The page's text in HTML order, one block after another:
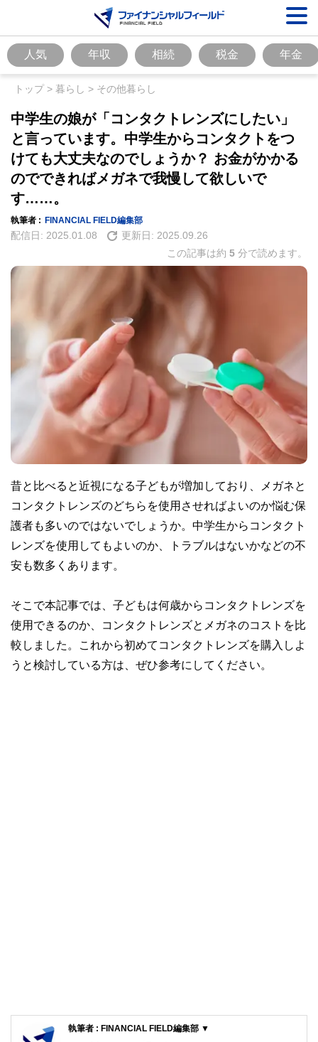
人気 年収 相続 税金 年金
トップ> 暮らし > その他暮らし
中学生の娘が「コンタクトレンズにしたい」
と言っています。中学生からコンタクトをつ
けても大丈夫なのでしょうか？ お金がかかる
のでできればメガネで我慢して欲しいで
す……。
執筆者 : FINANCIAL FIELD編集部
配信日: 2025.01.08 更新日: 2025.09.26
この記事は約 5 分で読めます。
昔と比べると近視になる子どもが増加しており、メガネと
コンタクトレンズのどちらを使用させればよいのか悩む保
護者も多いのではないでしょうか。中学生からコンタクト
レンズを使用してもよいのか、トラブルはないかなどの不
安も数多くあります。
そこで本記事では、子どもは何歳からコンタクトレンズを
使用できるのか、コンタクトレンズとメガネのコストを比
較しました。これから初めてコンタクトレンズを購入しよ
うと検討している方は、ぜひ参考にしてください。
執筆者 : FINANCIAL FIELD編集部 ▼